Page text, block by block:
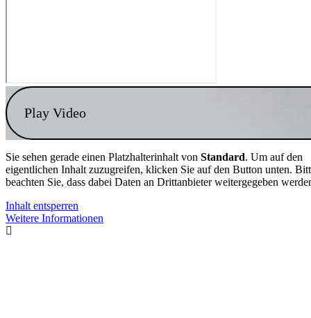
Play Video
Sie sehen gerade einen Platzhalterinhalt von Standard. Um auf den
eigentlichen Inhalt zuzugreifen, klicken Sie auf den Button unten.
beachten Sie, dass dabei Daten an Drittanbieter weitergegeben
Inhalt entsperren
Weitere Informationen